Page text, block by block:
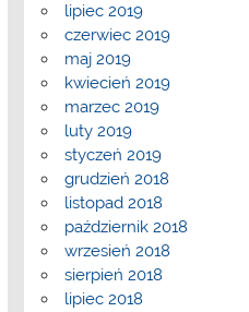
lipiec 2019
czerwiec 2019
maj 2019
kwiecień 2019
marzec 2019
luty 2019
styczeń 2019
grudzień 2018
listopad 2018
październik 2018
wrzesień 2018
sierpień 2018
lipiec 2018